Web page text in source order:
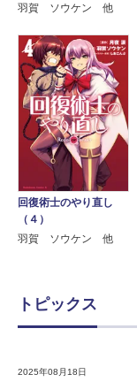
羽賀 ソウケン 他
回復術士のやり直し
（４）
羽賀 ソウケン 他
トピックス
2025年08月18日